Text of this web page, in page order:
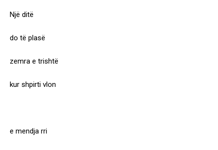
Një ditë
do të plasë
zemra e trishtë
kur shpirti vlon
e mendja rri